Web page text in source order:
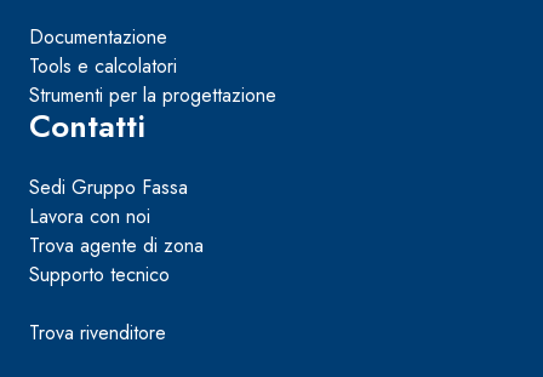
Documentazione
Tools e calcolatori
Strumenti per la progettazione
Contatti
Sedi Gruppo Fassa
Lavora con noi
Trova agente di zona
Supporto tecnico
Trova rivenditore